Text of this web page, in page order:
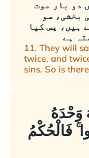
دو بار موت
بخشی، سو
ہیں، پس کیا
ہے
11. They will
twice, and
sins. So is
وَحْدَهُ
فَالْحُكْمُ